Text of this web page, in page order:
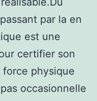
par la en
est une
certifier son
force physique
occasionnelle